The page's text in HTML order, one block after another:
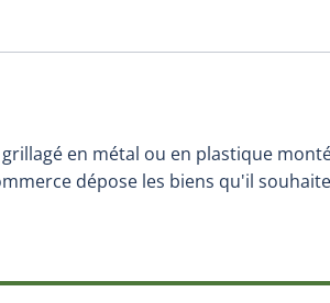
en métal ou en plastique
dépose les biens qu'il